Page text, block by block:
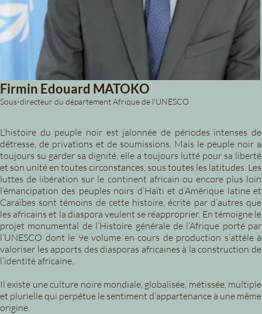
Firmin Edouard MATOKO
Sous-directeur du département Afrique de l'UNESCO
L’histoire du peuple noir est jalonnée de périodes intenses de
détresse, de privations et de soumissions. Mais le peuple noir a
toujours su garder sa dignité, elle a toujours lutté pour sa liberté
et son unité en toutes circonstances, sous toutes les latitudes. Les
luttes de libération sur le continent africain ou encore plus loin
l’émancipation des peuples noirs d’Haïti et d’Amérique latine et
Caraïbes sont témoins de cette histoire, écrite par d’autres que
les africains et la diaspora veulent se réapproprier. En témoigne le
projet monumental de l’Histoire générale de l’Afrique porté par
l’UNESCO dont le 9e volume en cours de production s’attèle à
valoriser les apports des diasporas africaines à la construction de
l’identité africaine.
Il existe une culture noire mondiale, globalisée, métissée, multiple
et plurielle qui perpétue le sentiment d’appartenance à une même
origine.